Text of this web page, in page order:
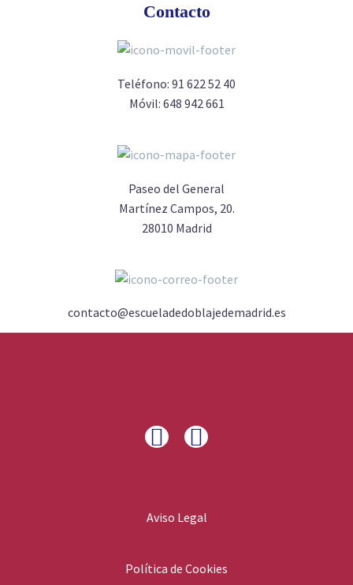
Contacto
Teléfono: 91 622 52 40
Móvil: 648 942 661
Paseo del General
Martínez Campos, 20.
28010 Madrid
contacto@escueladedoblajedemadrid.es
Aviso Legal
Política de Cookies